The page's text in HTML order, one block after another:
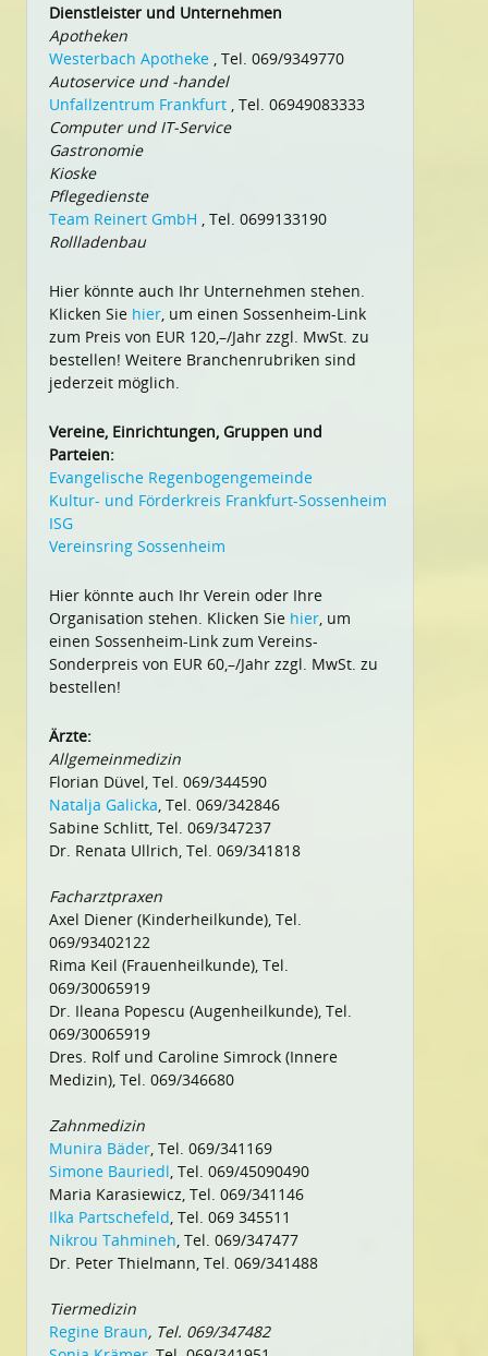
Dienstleister und Unternehmen
Apotheken
Westerbach Apotheke , Tel. 069/9349770
Autoservice und -handel
Unfallzentrum Frankfurt , Tel. 06949083333
Computer und IT-Service
Gastronomie
Kioske
Pflegedienste
Team Reinert GmbH , Tel. 0699133190
Rollladenbau
Hier könnte auch Ihr Unternehmen stehen.
Klicken Sie hier , um einen Sossenheim-Link
zum Preis von EUR 120,–/Jahr zzgl. MwSt. zu
bestellen! Weitere Branchenrubriken sind
jederzeit möglich.
Vereine, Einrichtungen, Gruppen und
Parteien:
Evangelische Regenbogengemeinde
Kultur- und Förderkreis Frankfurt-Sossenheim
ISG
Vereinsring Sossenheim
Hier könnte auch Ihr Verein oder Ihre
Organisation stehen. Klicken Sie hier , um
einen Sossenheim-Link zum Vereins-
Sonderpreis von EUR 60,–/Jahr zzgl. MwSt. zu
bestellen!
Ärzte:
Allgemeinmedizin
Florian Düvel, Tel. 069/344590
Natalja Galicka , Tel. 069/342846
Sabine Schlitt, Tel. 069/347237
Dr. Renata Ullrich, Tel. 069/341818
Facharztpraxen
Axel Diener (Kinderheilkunde), Tel.
069/93402122
Rima Keil (Frauenheilkunde), Tel.
069/30065919
Dr. Ileana Popescu (Augenheilkunde), Tel.
069/30065919
Dres. Rolf und Caroline Simrock (Innere
Medizin), Tel. 069/346680
Zahnmedizin
Munira Bäder , Tel. 069/341169
Simone Bauriedl , Tel. 069/45090490
Maria Karasiewicz, Tel. 069/341146
Ilka Partschefeld , Tel. 069 345511
Nikrou Tahmineh , Tel. 069/347477
Dr. Peter Thielmann, Tel. 069/341488
Tiermedizin
Regine Braun, Tel. 069/347482